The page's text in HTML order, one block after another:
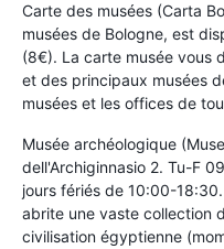
Carte des musées (Carta
musées de Bologne, est
(8€). La carte musée vous
et des principaux musées
musées et les offices de
Musée archéologique
dell'Archiginnasio 2. Tu-F
jours fériés de 10:00-
abrite une vaste collection
civilisation égyptienne